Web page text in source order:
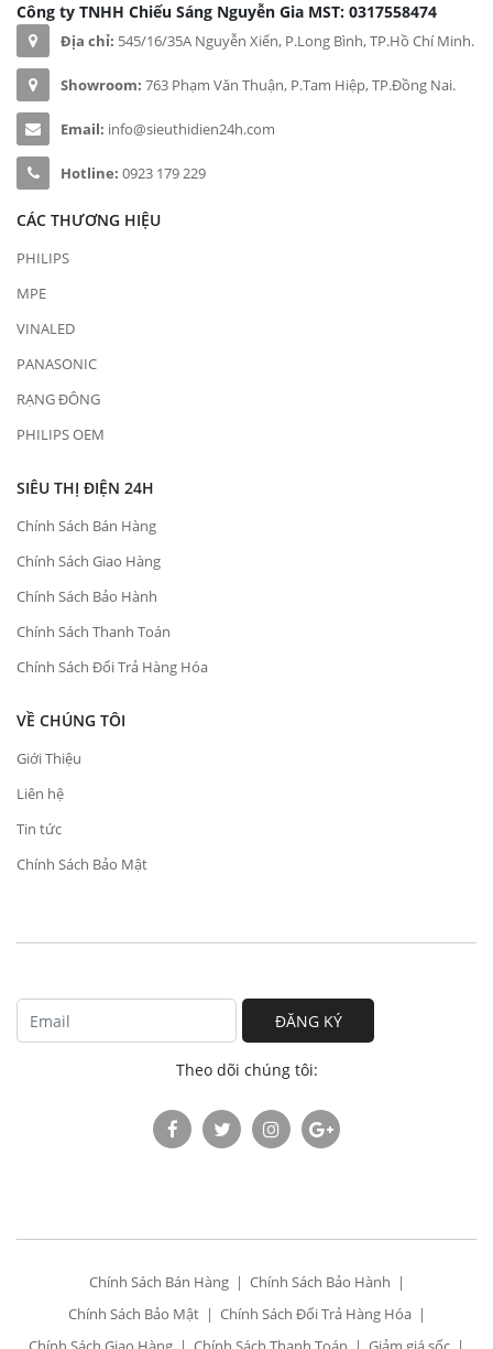
Công ty TNHH Chiếu Sáng Nguyễn Gia MST: 0317558474
Địa chỉ: 545/16/35A Nguyễn Xiển, P.Long Bình, TP.Hồ Chí Minh.
Showroom: 763 Phạm Văn Thuận, P.Tam Hiệp, TP.Đồng Nai.
Email: info@sieuthidien24h.com
Hotline: 0923 179 229
CÁC THƯƠNG HIỆU
PHILIPS
MPE
VINALED
PANASONIC
RẠNG ĐÔNG
PHILIPS OEM
SIÊU THỊ ĐIỆN 24H
Chính Sách Bán Hàng
Chính Sách Giao Hàng
Chính Sách Bảo Hành
Chính Sách Thanh Toán
Chính Sách Đổi Trả Hàng Hóa
VỀ CHÚNG TÔI
Giới Thiệu
Liên hệ
Tin tức
Chính Sách Bảo Mật
ĐĂNG KÝ
Theo dõi chúng tôi:
Chính Sách Bán Hàng
Chính Sách Bảo Hành
Chính Sách Bảo Mật
Chính Sách Đổi Trả Hàng Hóa